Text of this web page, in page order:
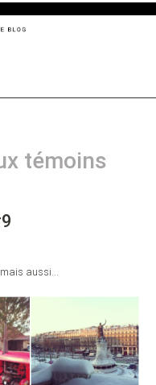
témoins
mais aussi…